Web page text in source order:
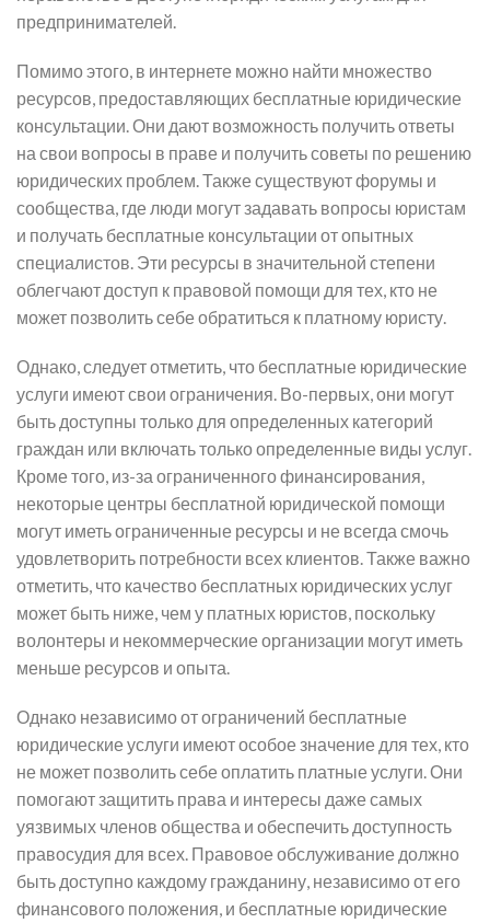
предпринимателей.
Помимо этого, в интернете можно найти множество
ресурсов, предоставляющих бесплатные юридические
консультации. Они дают возможность получить ответы
на свои вопросы в праве и получить советы по решению
юридических проблем. Также существуют форумы и
сообщества, где люди могут задавать вопросы юристам
и получать бесплатные консультации от опытных
специалистов. Эти ресурсы в значительной степени
облегчают доступ к правовой помощи для тех, кто не
может позволить себе обратиться к платному юристу.
Однако, следует отметить, что бесплатные юридические
услуги имеют свои ограничения. Во-первых, они могут
быть доступны только для определенных категорий
граждан или включать только определенные виды услуг.
Кроме того, из-за ограниченного финансирования,
некоторые центры бесплатной юридической помощи
могут иметь ограниченные ресурсы и не всегда смочь
удовлетворить потребности всех клиентов. Также важно
отметить, что качество бесплатных юридических услуг
может быть ниже, чем у платных юристов, поскольку
волонтеры и некоммерческие организации могут иметь
меньше ресурсов и опыта.
Однако независимо от ограничений бесплатные
юридические услуги имеют особое значение для тех, кто
не может позволить себе оплатить платные услуги. Они
помогают защитить права и интересы даже самых
уязвимых членов общества и обеспечить доступность
правосудия для всех. Правовое обслуживание должно
быть доступно каждому гражданину, независимо от его
финансового положения, и бесплатные юридические